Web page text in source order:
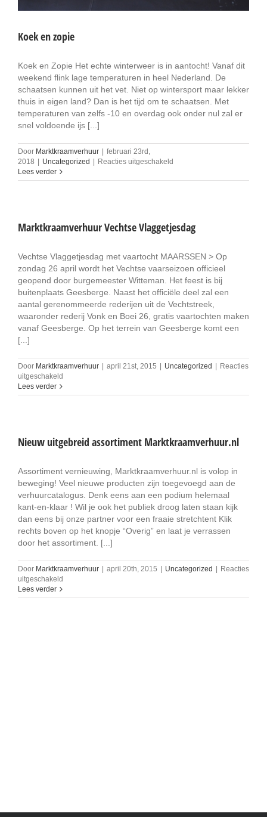
Koek en zopie
Koek en Zopie Het echte winterweer is in aantocht! Vanaf dit
weekend flink lage temperaturen in heel Nederland. De
schaatsen kunnen uit het vet. Niet op wintersport maar lekker
thuis in eigen land? Dan is het tijd om te schaatsen. Met
temperaturen van zelfs -10 en overdag ook onder nul zal er
snel voldoende ijs [...]
Door Marktkraamverhuur | februari 23rd,
2018 | Uncategorized | Reacties uitgeschakeld
en
Lees verder
Marktkraamverhuur Vechtse Vlaggetjesdag
Vechtse Vlaggetjesdag met vaartocht MAARSSEN > Op
zondag 26 april wordt het Vechtse vaarseizoen officieel
geopend door burgemeester Witteman. Het feest is bij
buitenplaats Geesberge. Naast het officiële deel zal een
aantal gerenommeerde rederijen uit de Vechtstreek,
waaronder rederij Vonk en Boei 26, gratis vaartochten maken
vanaf Geesberge. Op het terrein van Geesberge komt een
[...]
Door Marktkraamverhuur | april 21st, 2015 | Uncategorized | Reacties
uitgeschakeld
Vechtse
Lees verder
Nieuw uitgebreid assortiment Marktkraamverhuur.nl
Assortiment vernieuwing, Marktkraamverhuur.nl is volop in
beweging! Veel nieuwe producten zijn toegevoegd aan de
verhuurcatalogus. Denk eens aan een podium helemaal
kant-en-klaar ! Wil je ook het publiek droog laten staan kijk
dan eens bij onze partner voor een fraaie stretchtent Klik
rechts boven op het knopje “Overig” en laat je verrassen
door het assortiment. [...]
Door Marktkraamverhuur | april 20th, 2015 | Uncategorized | Reacties
uitgeschakeld
uitgebreid
Lees verder